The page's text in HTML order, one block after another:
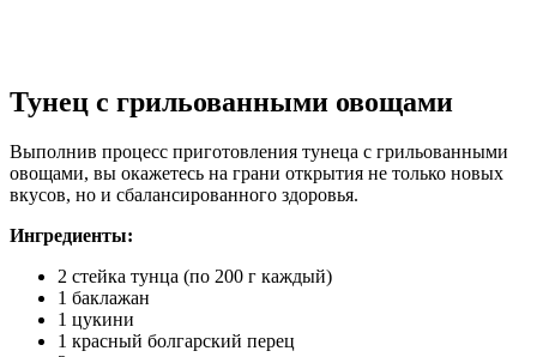
Тунец с грильованными овощами
Выполнив процесс приготовления тунеца с грильованными
овощами, вы окажетесь на грани открытия не только новых
вкусов, но и сбалансированного здоровья.
Ингредиенты:
2 стейка тунца (по 200 г каждый)
1 баклажан
1 цукини
1 красный болгарский перец